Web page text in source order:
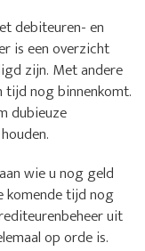
debiteuren- en
is een overzicht
zijn. Met andere
tijd nog binnenkomt.
dubieuze
wie u nog geld
komende tijd nog
uit
op orde is.